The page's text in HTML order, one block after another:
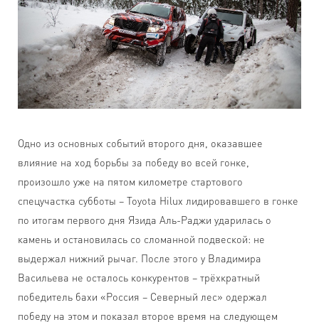
Одно из основных событий второго дня, оказавшее
влияние на ход борьбы за победу во всей гонке,
произошло уже на пятом километре стартового
спецучастка субботы – Toyota Hilux лидировавшего в гонке
по итогам первого дня Язида Аль-Раджи ударилась о
камень и остановилась со сломанной подвеской: не
выдержал нижний рычаг. После этого у Владимира
Васильева не осталось конкурентов – трёхкратный
победитель бахи «Россия – Северный лес» одержал
победу на этом и показал второе время на следующем